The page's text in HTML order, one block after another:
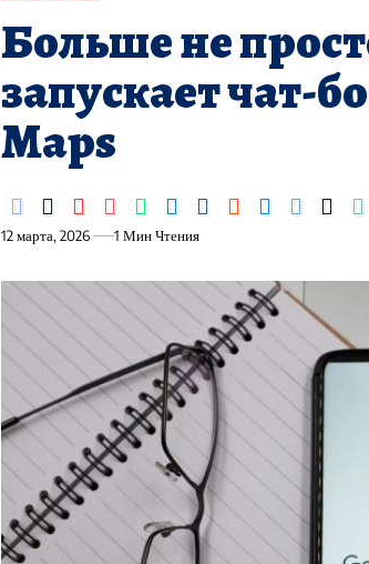
Больше не
запускает чат-
Maps
12 марта, 2026 1 Мин Чтения